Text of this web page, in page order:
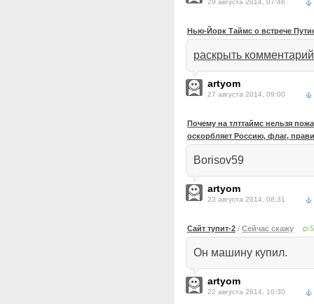
29 августа 2014, 07:46
Нью-Йорк Таймс о встрече
раскрыть комментарий
artyom
27 августа 2014, 09:00
Почему на тлттаймс нельзя
оскорбляет Россию, флаг,
Borisov59
artyom
23 августа 2014, 08:31
Сайт тупит-2 / Сейчас скажу
Он машину купил.
artyom
22 августа 2014, 10:30